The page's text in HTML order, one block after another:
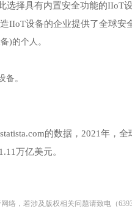
选择具有内置安全功能的IIoT
IIoT设备的企业提供了全球
)的个人。
备。
的数据，2021年，
万亿美元。
络，若涉及版权相关问题请致电（